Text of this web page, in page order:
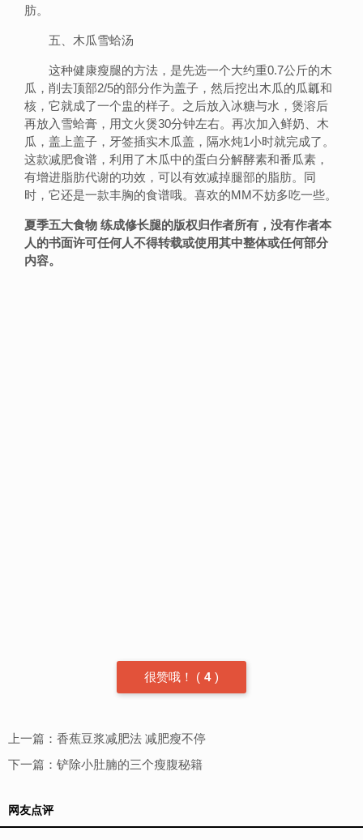
肪。
五、木瓜雪蛤汤
这种健康瘦腿的方法，是先选一个大约重0.7公斤的木
瓜，削去顶部2/5的部分作为盖子，然后挖出木瓜的瓜瓤和
核，它就成了一个盅的样子。之后放入冰糖与水，煲溶后
再放入雪蛤膏，用文火煲30分钟左右。再次加入鲜奶、木
瓜，盖上盖子，牙签插实木瓜盖，隔水炖1小时就完成了。
这款减肥食谱，利用了木瓜中的蛋白分解酵素和番瓜素，
有增进脂肪代谢的功效，可以有效减掉腿部的脂肪。同
时，它还是一款丰胸的食谱哦。喜欢的MM不妨多吃一些。
夏季五大食物 练成修长腿的版权归作者所有，没有作者本
人的书面许可任何人不得转载或使用其中整体或任何部分
内容。
很赞哦！ ( 4 )
上一篇： 香蕉豆浆减肥法 减肥瘦不停
下一篇： 铲除小肚腩的三个瘦腹秘籍
网友点评